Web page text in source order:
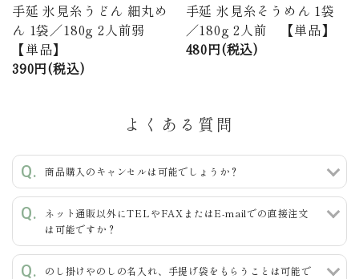
手延 氷見糸うどん 細丸め
ん 1袋／180g 2人前弱
【単品】
390円(税込)
手延 氷見糸そうめん 1袋
／180g 2人前 【単品】
480円(税込)
よくある質問
商品購入のキャンセルは可能でしょうか？
ネット通販以外にTELやFAXまたはE-mailでの直接注文
は可能ですか？
のし掛けやのしの名入れ、手提げ袋をもらうことは可能で